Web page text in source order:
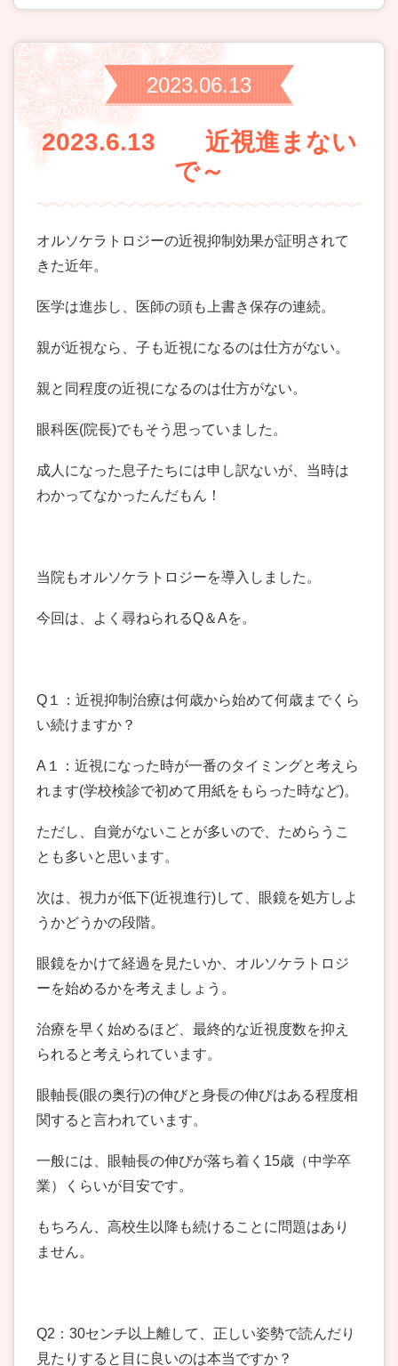
2023.06.13
2023.6.13 近視進まない
で～
オルソケラトロジーの近視抑制効果が証明されて
きた近年。
医学は進歩し、医師の頭も上書き保存の連続。
親が近視なら、子も近視になるのは仕方がない。
親と同程度の近視になるのは仕方がない。
眼科医(院長)でもそう思っていました。
成人になった息子たちには申し訳ないが、当時は
わかってなかったんだもん！
当院もオルソケラトロジーを導入しました。
今回は、よく尋ねられるQ＆Aを。
Q１：近視抑制治療は何歳から始めて何歳までくら
い続けますか？
A１：近視になった時が一番のタイミングと考えら
れます(学校検診で初めて用紙をもらった時など)。
ただし、自覚がないことが多いので、ためらうこ
とも多いと思います。
次は、視力が低下(近視進行)して、眼鏡を処方しよ
うかどうかの段階。
眼鏡をかけて経過を見たいか、オルソケラトロジ
ーを始めるかを考えましょう。
治療を早く始めるほど、最終的な近視度数を抑え
られると考えられています。
眼軸長(眼の奥行)の伸びと身長の伸びはある程度相
関すると言われています。
一般には、眼軸長の伸びが落ち着く15歳（中学卒
業）くらいが目安です。
もちろん、高校生以降も続けることに問題はあり
ません。
Q2：30センチ以上離して、正しい姿勢で読んだり
見たりすると目に良いのは本当ですか？